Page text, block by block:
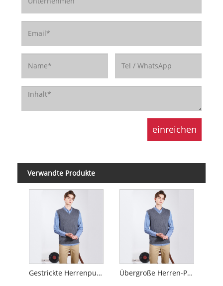
Verwandte Produkte
Gestrickte Herrenpulloverweste Übergroße Herren-Pulloverweste